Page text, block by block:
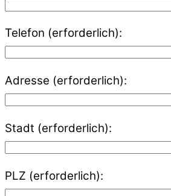
Telefon (erforderlich):
Adresse (erforderlich):
Stadt (erforderlich):
PLZ (erforderlich):